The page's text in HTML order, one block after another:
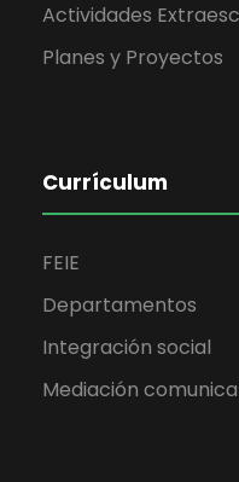
Actividades
Planes y Proyectos
Currículum
FEIE
Departamentos
Integración social
Mediación